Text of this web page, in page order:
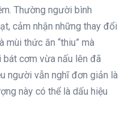
Thường người bình
cảm nhận những thay đổi
mùi thức ăn “thiu” mà
cơm vừa nấu lên đã
người vẫn nghĩ đơn giản là
này có thể là dấu hiệu